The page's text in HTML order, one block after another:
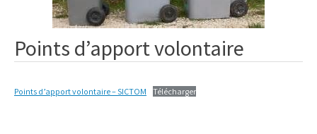
Points d’apport volontaire
Points d’apport volontaire – SICTOM Télécharger